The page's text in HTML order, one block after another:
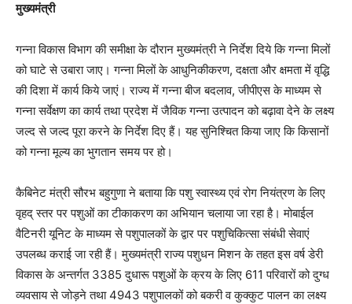
मुख्यमंत्री
गन्ना विकास विभाग की समीक्षा के दौरान मुख्यमंत्री ने निर्देश दिये कि गन्ना मिलों
को घाटे से उबारा जाए। गन्ना मिलों के आधुनिकीकरण, दक्षता और क्षमता में वृद्धि
की दिशा में कार्य किये जाएं। राज्य में गन्ना बीज बदलाव, जीपीएस के माध्यम से
गन्ना सर्वेक्षण का कार्य तथा प्रदेश में जैविक गन्ना उत्पादन को बढ़ावा देने के लक्ष्य
जल्द से जल्द पूरा करने के निर्देश दिए हैं। यह सुनिश्चित किया जाए कि किसानों
को गन्ना मूल्य का भुगतान समय पर हो।
कैबिनेट मंत्री सौरभ बहुगुणा ने बताया कि पशु स्वास्थ्य एवं रोग नियंत्रण के लिए
वृहद् स्तर पर पशुओं का टीकाकरण का अभियान चलाया जा रहा है। मोबाईल
वैटिनरी यूनिट के माध्यम से पशुपालकों के द्वार पर पशुचिकित्सा संबंधी सेवाएं
उपलब्ध कराई जा रही हैं। मुख्यमंत्री राज्य पशुधन मिशन के तहत इस वर्ष डेरी
विकास के अन्तर्गत 3385 दुधारू पशुओं के क्रय के लिए 611 परिवारों को दुग्ध
व्यवसाय से जोड़ने तथा 4943 पशुपालकों को बकरी व कुक्कुट पालन का लक्ष्य